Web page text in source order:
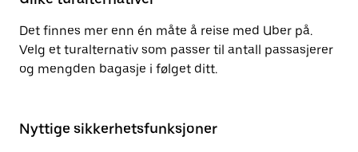
Det finnes mer enn én måte å reise med Uber på.
Velg et turalternativ som passer til antall passasjerer
og mengden bagasje i følget ditt.
Nyttige sikkerhetsfunksjoner